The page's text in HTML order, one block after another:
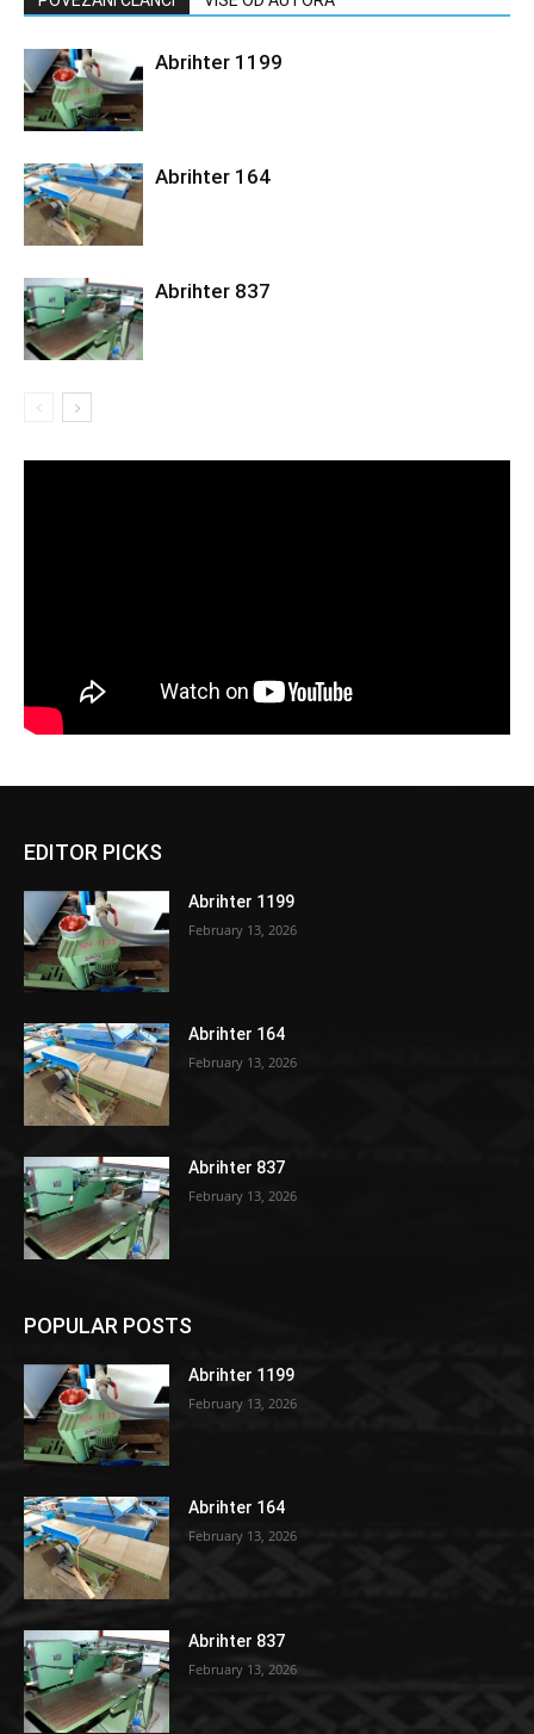
Abrihter 1199
Abrihter 164
Abrihter 837
EDITOR PICKS
Abrihter 1199
February 13, 2026
Abrihter 164
February 13, 2026
Abrihter 837
February 13, 2026
POPULAR POSTS
Abrihter 1199
February 13, 2026
Abrihter 164
February 13, 2026
Abrihter 837
February 13, 2026